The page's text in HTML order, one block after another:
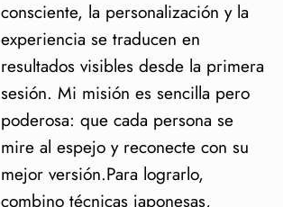
consciente, la personalización y la
experiencia se traducen en
resultados visibles desde la primera
sesión. Mi misión es sencilla pero
poderosa: que cada persona se
mire al espejo y reconecte con su
mejor versión.Para lograrlo,
combino técnicas japonesas,